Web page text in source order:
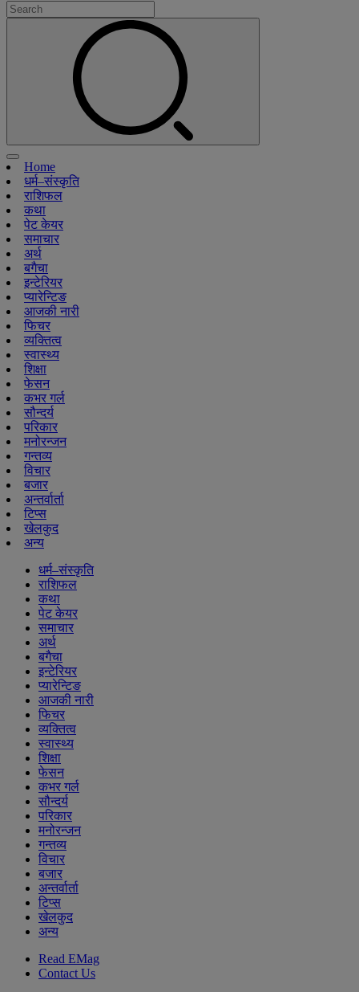
Home
धर्म–संस्कृति
राशिफल
कथा
पेट केयर
समाचार
अर्थ
बगैचा
इन्टेरियर
प्यारेन्टिङ
आजकी नारी
फिचर
व्यक्तित्व
स्वास्थ्य
शिक्षा
फेसन
कभर गर्ल
सौन्दर्य
परिकार
मनोरन्जन
गन्तव्य
विचार
बजार
अन्तर्वार्ता
टिप्स
खेलकुद
अन्य
धर्म–संस्कृति
राशिफल
कथा
पेट केयर
समाचार
अर्थ
बगैचा
इन्टेरियर
प्यारेन्टिङ
आजकी नारी
फिचर
व्यक्तित्व
स्वास्थ्य
शिक्षा
फेसन
कभर गर्ल
सौन्दर्य
परिकार
मनोरन्जन
गन्तव्य
विचार
बजार
अन्तर्वार्ता
टिप्स
खेलकुद
अन्य
Read EMag
Contact Us